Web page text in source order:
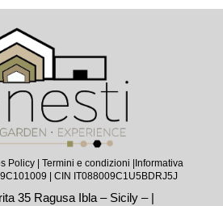
Policy| Termini e condizioni |
Informativa
| CIN IT088009C1U5BDRJ5J
35 Ragusa Ibla – Sicily – |